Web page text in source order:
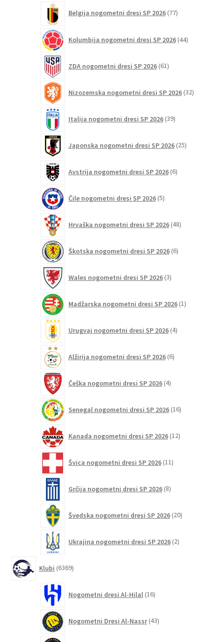
Belgija nogometni dresi SP 2026 77izdelkov
Kolumbija nogometni dresi SP 2026 44izdelkov
ZDA nogometni dresi SP 2026 61izdelkov
Nizozemska nogometni dresi SP 2026 32izdelkov
Italija nogometni dresi SP 2026 39izdelkov
Japonska nogometni dresi SP 2026 25izdelkov
Avstrija nogometni dresi SP 2026 6izdelkov
Čile nogometni dresi SP 2026 5izdelkov
Hrvaška nogometni dresi SP 2026 48izdelkov
Škotska nogometni dresi SP 2026 6izdelkov
Wales nogometni dresi SP 2026 3izdelki
Madžarska nogometni dresi SP 2026 1izdelek
Urugvaj nogometni dresi SP 2026 4izdelki
Alžirija nogometni dresi SP 2026 6izdelkov
Češka nogometni dresi SP 2026 4izdelki
Senegal nogometni dresi SP 2026 16izdelkov
Kanada nogometni dresi SP 2026 12izdelkov
Švica nogometni dresi SP 2026 11izdelkov
Grčija nogometni dresi SP 2026 8izdelkov
Švedska nogometni dresi SP 2026 20izdelkov
Ukrajina nogometni dresi SP 2026 2izdelka
Klubi 6369izdelkov
Nogometni dresi Al-Hilal 16izdelkov
Nogometni Dresi Al-Nassr 43izdelkov